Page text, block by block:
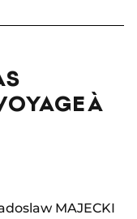
À
MAJECKI